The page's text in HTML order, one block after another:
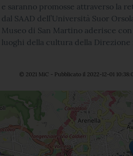
e saranno promosse attraverso la
dal SAAD dell’Università Suor
Museo di San Martino aderisce
luoghi della cultura della Direzione
© 2021 MiC - Pubblicato il 2022-12-01